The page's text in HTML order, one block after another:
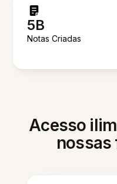
5B
Notas Criadas
Acesso
nossas